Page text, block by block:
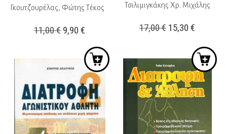
Γκουτζουρέλας, Φώτης Τέκος
11,00€Original
was:
11,00 €.
9,90€
τιμή
είναι:
9,90 €.
Τσιλιμιγκάκης Χρ. Μιχάλης
17,00€ Original
17,00 €.
15,30€
τιμή
είναι:
15,30 €.